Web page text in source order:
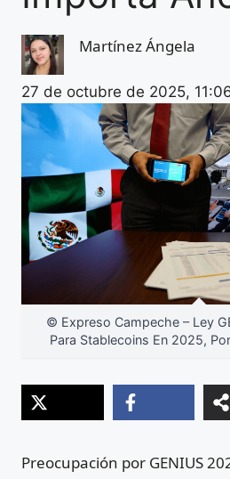
Martínez Ángela
27 de octubre de 2025,
© Expreso Campeche – Ley
Para Stablecoins En 2025,
Preocupación por GENIUS